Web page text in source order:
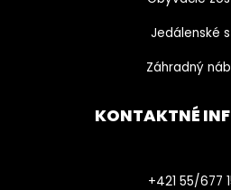
Jedálenské
Záhradný
KONTAKTNÉ
+421 55/677